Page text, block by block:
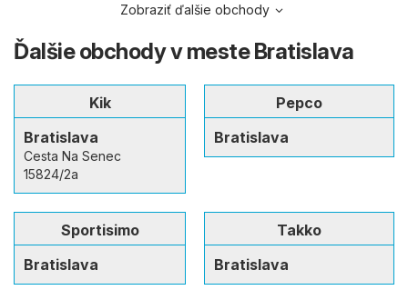
Zobraziť ďalšie obchody
Ďalšie obchody v meste Bratislava
Kik
Bratislava
Cesta Na Senec
15824/2a
Pepco
Bratislava
Sportisimo
Bratislava
Takko
Bratislava